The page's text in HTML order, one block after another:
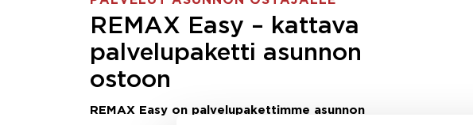
REMAX Easy – kattava
palvelupaketti asunnon
ostoon
REMAX Easy on palvelupakettimme asunnon